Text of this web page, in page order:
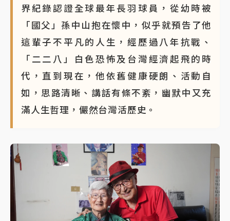
界紀錄認證全球最年長羽球員，從幼時被
「國父」孫中山抱在懷中，似乎就預告了他
這輩子不平凡的人生，經歷過八年抗戰、
「二二八」白色恐怖及台灣經濟起飛的時
代，直到現在，他依舊健康硬朗、活動自
如，思路清晰、講話有條不紊，幽默中又充
滿人生哲理，儼然台灣活歷史。